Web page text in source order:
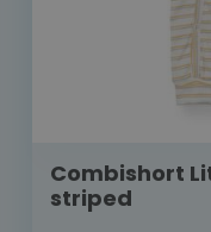
Combishort
striped